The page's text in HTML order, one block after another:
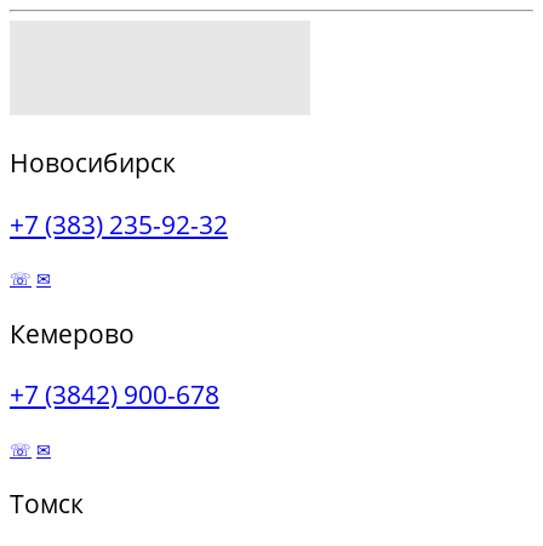
Новосибирск
+7 (383) 235-92-32
☏ ✉
Кемерово
+7 (3842) 900-678
☏ ✉
Томск